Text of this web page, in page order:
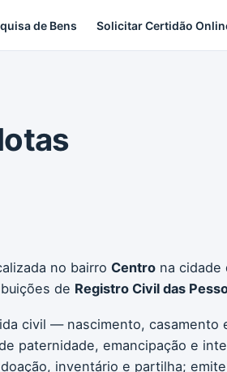
de Bens Solicitar Certidão
no bairro Centro na cidade
de Registro Civil das
civil — nascimento,
paternidade, emancipação e
inventário e partilha;